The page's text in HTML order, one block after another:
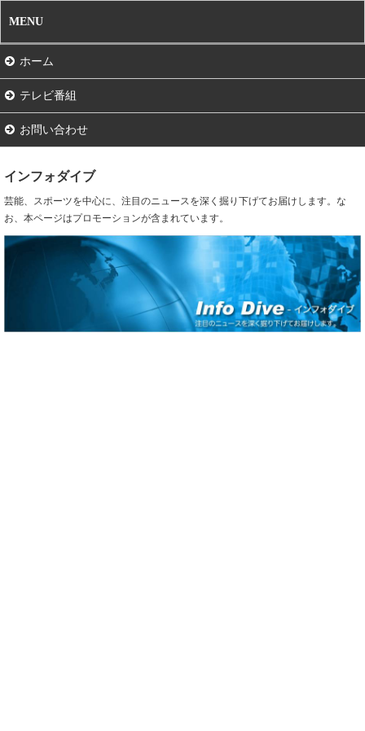
MENU
ホーム
テレビ番組
お問い合わせ
インフォダイブ
芸能、スポーツを中心に、注目のニュースを深く掘り下げてお届けします。な
お、本ページはプロモーションが含まれています。